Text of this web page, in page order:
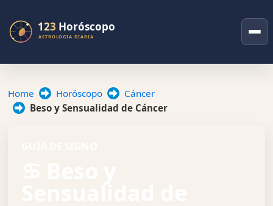
Home Horóscopo
Cáncer
Beso y Sensualidad de Cáncer